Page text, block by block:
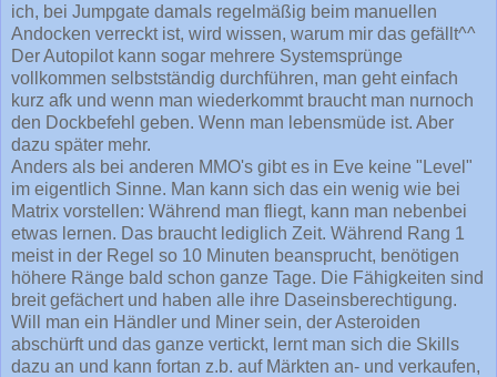
ich, bei Jumpgate damals regelmäßig beim manuellen
Andocken verreckt ist, wird wissen, warum mir das gefällt^^
Der Autopilot kann sogar mehrere Systemsprünge
vollkommen selbstständig durchführen, man geht einfach
kurz afk und wenn man wiederkommt braucht man nurnoch
den Dockbefehl geben. Wenn man lebensmüde ist. Aber
dazu später mehr.
Anders als bei anderen MMO's gibt es in Eve keine "Level"
im eigentlich Sinne. Man kann sich das ein wenig wie bei
Matrix vorstellen: Während man fliegt, kann man nebenbei
etwas lernen. Das braucht lediglich Zeit. Während Rang 1
meist in der Regel so 10 Minuten beansprucht, benötigen
höhere Ränge bald schon ganze Tage. Die Fähigkeiten sind
breit gefächert und haben alle ihre Daseinsberechtigung.
Will man ein Händler und Miner sein, der Asteroiden
abschürft und das ganze vertickt, lernt man sich die Skills
dazu an und kann fortan z.b. auf Märkten an- und verkaufen,